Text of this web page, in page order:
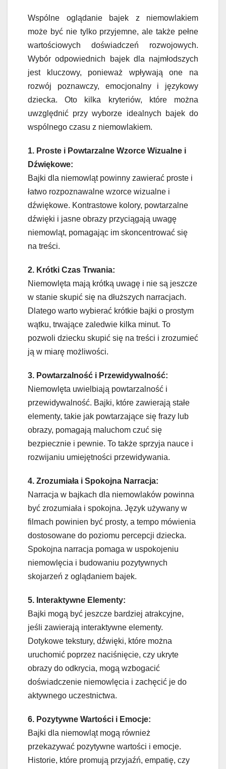
Wspólne oglądanie bajek z niemowlakiem
może być nie tylko przyjemne, ale także pełne
wartościowych doświadczeń rozwojowych.
Wybór odpowiednich bajek dla najmłodszych
jest kluczowy, ponieważ wpływają one na
rozwój poznawczy, emocjonalny i językowy
dziecka. Oto kilka kryteriów, które można
uwzględnić przy wyborze idealnych bajek do
wspólnego czasu z niemowlakiem.
1. Proste i Powtarzalne Wzorce Wizualne i
Dźwiękowe:
Bajki dla niemowląt powinny zawierać proste i
łatwo rozpoznawalne wzorce wizualne i
dźwiękowe. Kontrastowe kolory, powtarzalne
dźwięki i jasne obrazy przyciągają uwagę
niemowląt, pomagając im skoncentrować się
na treści.
2. Krótki Czas Trwania:
Niemowlęta mają krótką uwagę i nie są jeszcze
w stanie skupić się na dłuższych narracjach.
Dlatego warto wybierać krótkie bajki o prostym
wątku, trwające zaledwie kilka minut. To
pozwoli dziecku skupić się na treści i zrozumieć
ją w miarę możliwości.
3. Powtarzalność i Przewidywalność:
Niemowlęta uwielbiają powtarzalność i
przewidywalność. Bajki, które zawierają stałe
elementy, takie jak powtarzające się frazy lub
obrazy, pomagają maluchom czuć się
bezpiecznie i pewnie. To także sprzyja nauce i
rozwijaniu umiejętności przewidywania.
4. Zrozumiała i Spokojna Narracja:
Narracja w bajkach dla niemowlaków powinna
być zrozumiała i spokojna. Język używany w
filmach powinien być prosty, a tempo mówienia
dostosowane do poziomu percepcji dziecka.
Spokojna narracja pomaga w uspokojeniu
niemowlęcia i budowaniu pozytywnych
skojarzeń z oglądaniem bajek.
5. Interaktywne Elementy:
Bajki mogą być jeszcze bardziej atrakcyjne,
jeśli zawierają interaktywne elementy.
Dotykowe tekstury, dźwięki, które można
uruchomić poprzez naciśnięcie, czy ukryte
obrazy do odkrycia, mogą wzbogacić
doświadczenie niemowlęcia i zachęcić je do
aktywnego uczestnictwa.
6. Pozytywne Wartości i Emocje:
Bajki dla niemowląt mogą również
przekazywać pozytywne wartości i emocje.
Historie, które promują przyjaźń, empatię, czy